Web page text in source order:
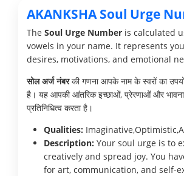
AKANKSHA Soul Urge
The Soul Urge Number is calculated
vowels in your name. It represents
desires, motivations, and emotional
सोल अर्ज नंबरकी गणना आपके नाम के स्वरों का
है। यह आपकी आंतरिक इच्छाओं, प्रेरणाओं और
प्रतिनिधित्व करता है।
Qualities:
Description: Your soul urge is to
creatively and spread joy. You
for art, communication, and self-